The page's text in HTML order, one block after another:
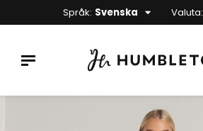
Språk: Svenska Valuta: